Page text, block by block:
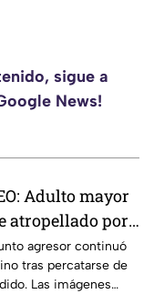
sigue a
News!
Adulto mayor
atropellado por
tras ser
agresor continuó
tras percatarse de
Las imágenes